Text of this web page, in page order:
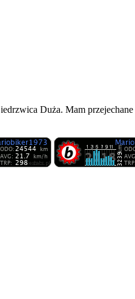
Duża. Mam przejechane